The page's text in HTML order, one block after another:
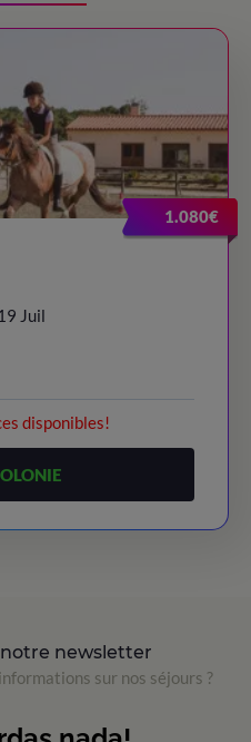
1.080€
Juil
disponibles!
newsletter
sur nos séjours ?